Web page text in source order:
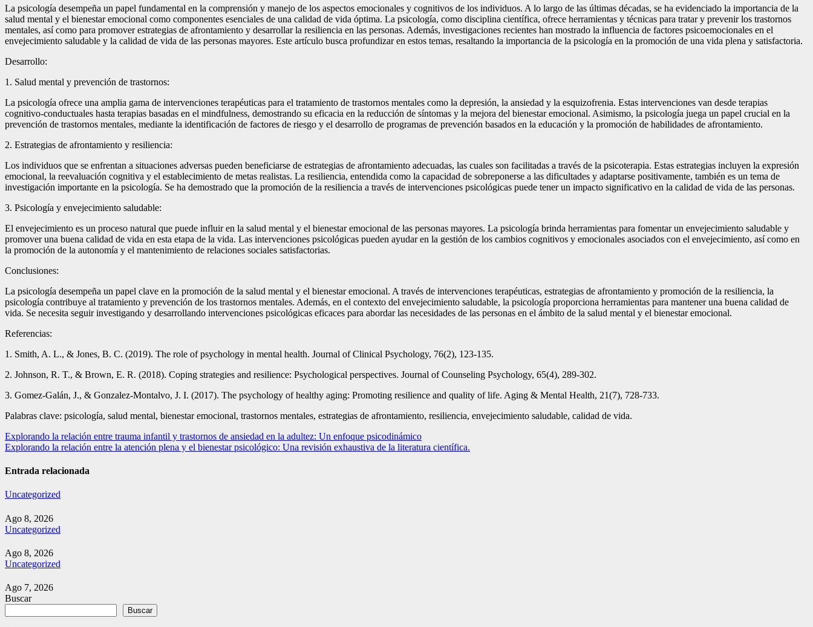
La psicología desempeña un papel fundamental en la comprensión y manejo de los aspectos emocionales y cognitivos de los individuos. A lo largo de las últimas décadas, se ha evidenciado la importancia de la
salud mental y el bienestar emocional como componentes esenciales de una calidad de vida óptima. La psicología, como disciplina científica, ofrece herramientas y técnicas para tratar y prevenir los trastornos
mentales, así como para promover estrategias de afrontamiento y desarrollar la resiliencia en las personas. Además, investigaciones recientes han mostrado la influencia de factores psicoemocionales en el
envejecimiento saludable y la calidad de vida de las personas mayores. Este artículo busca profundizar en estos temas, resaltando la importancia de la psicología en la promoción de una vida plena y satisfactoria.
Desarrollo:
1. Salud mental y prevención de trastornos:
La psicología ofrece una amplia gama de intervenciones terapéuticas para el tratamiento de trastornos mentales como la depresión, la ansiedad y la esquizofrenia. Estas intervenciones van desde terapias
cognitivo-conductuales hasta terapias basadas en el mindfulness, demostrando su eficacia en la reducción de síntomas y la mejora del bienestar emocional. Asimismo, la psicología juega un papel crucial en la
prevención de trastornos mentales, mediante la identificación de factores de riesgo y el desarrollo de programas de prevención basados en la educación y la promoción de habilidades de afrontamiento.
2. Estrategias de afrontamiento y resiliencia:
Los individuos que se enfrentan a situaciones adversas pueden beneficiarse de estrategias de afrontamiento adecuadas, las cuales son facilitadas a través de la psicoterapia. Estas estrategias incluyen la expresión
emocional, la reevaluación cognitiva y el establecimiento de metas realistas. La resiliencia, entendida como la capacidad de sobreponerse a las dificultades y adaptarse positivamente, también es un tema de
investigación importante en la psicología. Se ha demostrado que la promoción de la resiliencia a través de intervenciones psicológicas puede tener un impacto significativo en la calidad de vida de las personas.
3. Psicología y envejecimiento saludable:
El envejecimiento es un proceso natural que puede influir en la salud mental y el bienestar emocional de las personas mayores. La psicología brinda herramientas para fomentar un envejecimiento saludable y
promover una buena calidad de vida en esta etapa de la vida. Las intervenciones psicológicas pueden ayudar en la gestión de los cambios cognitivos y emocionales asociados con el envejecimiento, así como en
la promoción de la autonomía y el mantenimiento de relaciones sociales satisfactorias.
Conclusiones:
La psicología desempeña un papel clave en la promoción de la salud mental y el bienestar emocional. A través de intervenciones terapéuticas, estrategias de afrontamiento y promoción de la resiliencia, la
psicología contribuye al tratamiento y prevención de los trastornos mentales. Además, en el contexto del envejecimiento saludable, la psicología proporciona herramientas para mantener una buena calidad de
vida. Se necesita seguir investigando y desarrollando intervenciones psicológicas eficaces para abordar las necesidades de las personas en el ámbito de la salud mental y el bienestar emocional.
Referencias:
1. Smith, A. L., & Jones, B. C. (2019). The role of psychology in mental health. Journal of Clinical Psychology, 76(2), 123-135.
2. Johnson, R. T., & Brown, E. R. (2018). Coping strategies and resilience: Psychological perspectives. Journal of Counseling Psychology, 65(4), 289-302.
3. Gomez-Galán, J., & Gonzalez-Montalvo, J. I. (2017). The psychology of healthy aging: Promoting resilience and quality of life. Aging & Mental Health, 21(7), 728-733.
Palabras clave: psicología, salud mental, bienestar emocional, trastornos mentales, estrategias de afrontamiento, resiliencia, envejecimiento saludable, calidad de vida.
Navegación
de
entradas
Explorando la relación entre trauma infantil y trastornos de ansiedad en la adultez: Un enfoque psicodinámico
Explorando la relación entre la atención plena y el bienestar psicológico: Una revisión exhaustiva de la literatura científica.
Entrada relacionada
Uncategorized
Ago 8, 2026
Uncategorized
Ago 8, 2026
Uncategorized
Ago 7, 2026
Buscar
Buscar